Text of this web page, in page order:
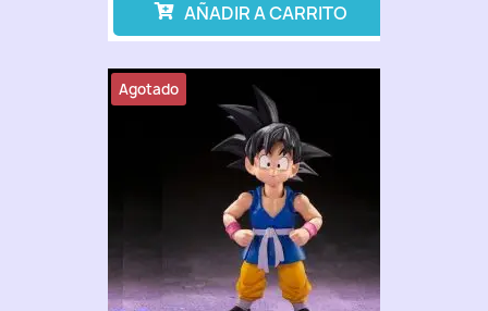
AÑADIR A CARRITO
Agotado